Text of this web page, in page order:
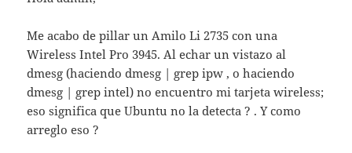
Me acabo de pillar un Amilo Li 2735 con una
Wireless Intel Pro 3945. Al echar un vistazo al
dmesg (haciendo dmesg | grep ipw , o haciendo
dmesg | grep intel) no encuentro mi tarjeta wireless;
eso significa que Ubuntu no la detecta ? . Y como
arreglo eso ?